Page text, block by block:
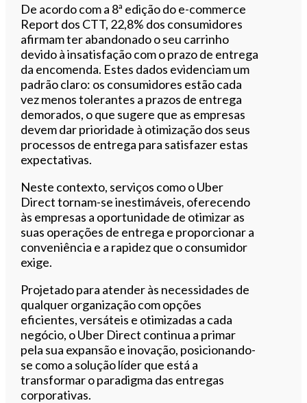
De acordo com a 8ª edição do e-commerce
Report dos CTT, 22,8% dos consumidores
afirmam ter abandonado o seu carrinho
devido à insatisfação com o prazo de entrega
da encomenda. Estes dados evidenciam um
padrão claro: os consumidores estão cada
vez menos tolerantes a prazos de entrega
demorados, o que sugere que as empresas
devem dar prioridade à otimização dos seus
processos de entrega para satisfazer estas
expectativas.
Neste contexto, serviços como o Uber
Direct tornam-se inestimáveis, oferecendo
às empresas a oportunidade de otimizar as
suas operações de entrega e proporcionar a
conveniência e a rapidez que o consumidor
exige.
Projetado para atender às necessidades de
qualquer organização com opções
eficientes, versáteis e otimizadas a cada
negócio, o Uber Direct continua a primar
pela sua expansão e inovação, posicionando-
se como a solução líder que está a
transformar o paradigma das entregas
corporativas.